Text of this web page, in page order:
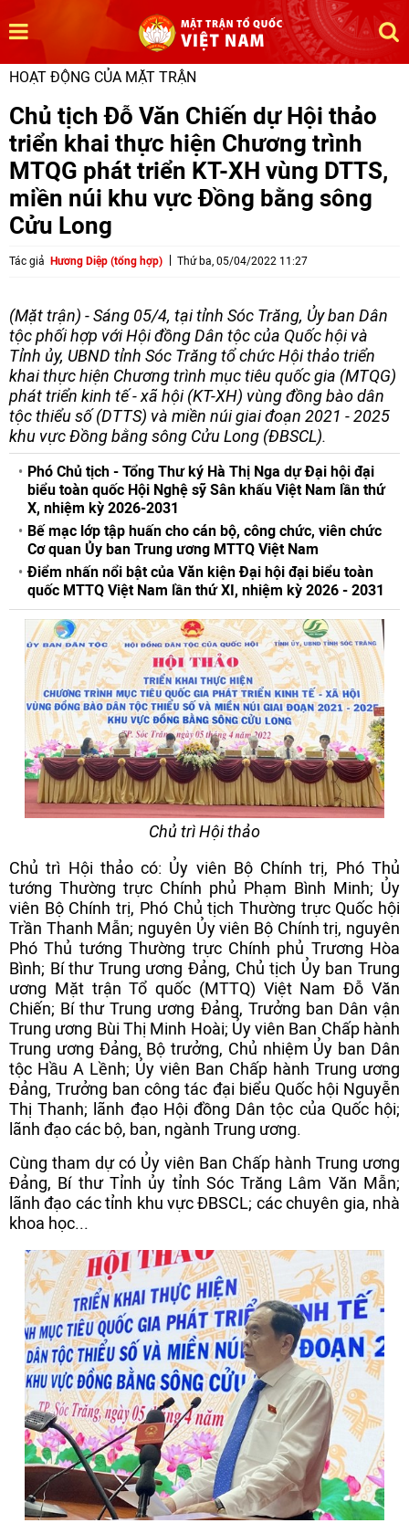
HOẠT ĐỘNG CỦA MẶT TRẬN
Chủ tịch Đỗ Văn Chiến dự Hội thảo
triển khai thực hiện Chương trình
MTQG phát triển KT-XH vùng DTTS,
miền núi khu vực Đồng bằng sông
Cửu Long
Tác giả Hương Diệp (tổng hợp) Thứ ba, 05/04/2022 11:27
(Mặt trận) - Sáng 05/4, tại tỉnh Sóc Trăng, Ủy ban Dân
tộc phối hợp với Hội đồng Dân tộc của Quốc hội và
Tỉnh ủy, UBND tỉnh Sóc Trăng tổ chức Hội thảo triển
khai thực hiện Chương trình mục tiêu quốc gia (MTQG)
phát triển kinh tế - xã hội (KT-XH) vùng đồng bào dân
tộc thiểu số (DTTS) và miền núi giai đoạn 2021 - 2025
khu vực Đồng bằng sông Cửu Long (ĐBSCL).
Phó Chủ tịch - Tổng Thư ký Hà Thị Nga dự Đại hội đại
biểu toàn quốc Hội Nghệ sỹ Sân khấu Việt Nam lần thứ
X, nhiệm kỳ 2026-2031
Bế mạc lớp tập huấn cho cán bộ, công chức, viên chức
Cơ quan Ủy ban Trung ương MTTQ Việt Nam
Điểm nhấn nổi bật của Văn kiện Đại hội đại biểu toàn
quốc MTTQ Việt Nam lần thứ XI, nhiệm kỳ 2026 - 2031
Chủ trì Hội thảo
Chủ trì Hội thảo có: Ủy viên Bộ Chính trị, Phó Thủ
tướng Thường trực Chính phủ Phạm Bình Minh; Ủy
viên Bộ Chính trị, Phó Chủ tịch Thường trực Quốc hội
Trần Thanh Mẫn; nguyên Ủy viên Bộ Chính trị, nguyên
Phó Thủ tướng Thường trực Chính phủ Trương Hòa
Bình; Bí thư Trung ương Đảng, Chủ tịch Ủy ban Trung
ương Mặt trận Tổ quốc (MTTQ) Việt Nam Đỗ Văn
Chiến; Bí thư Trung ương Đảng, Trưởng ban Dân vận
Trung ương Bùi Thị Minh Hoài; Ủy viên Ban Chấp hành
Trung ương Đảng, Bộ trưởng, Chủ nhiệm Ủy ban Dân
tộc Hầu A Lềnh; Ủy viên Ban Chấp hành Trung ương
Đảng, Trưởng ban công tác đại biểu Quốc hội Nguyễn
Thị Thanh; lãnh đạo Hội đồng Dân tộc của Quốc hội;
lãnh đạo các bộ, ban, ngành Trung ương.
Cùng tham dự có Ủy viên Ban Chấp hành Trung ương
Đảng, Bí thư Tỉnh ủy tỉnh Sóc Trăng Lâm Văn Mẫn;
lãnh đạo các tỉnh khu vực ĐBSCL; các chuyên gia, nhà
khoa học...